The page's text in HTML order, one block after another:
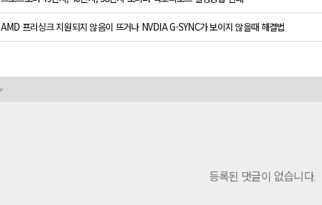
AMD 프리싱크 지원되지 않음이 뜨거나 NVDIA G-SYNC가 보이지 않을때 해결법
등록된 댓글이 없습니다.